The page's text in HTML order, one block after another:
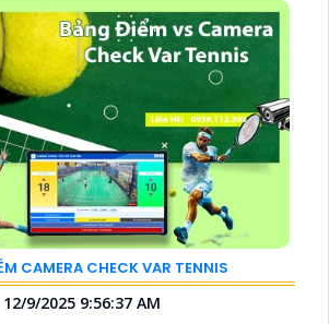
CAMERA CHECK VAR TENNIS
12/9/2025 9:56:37 AM